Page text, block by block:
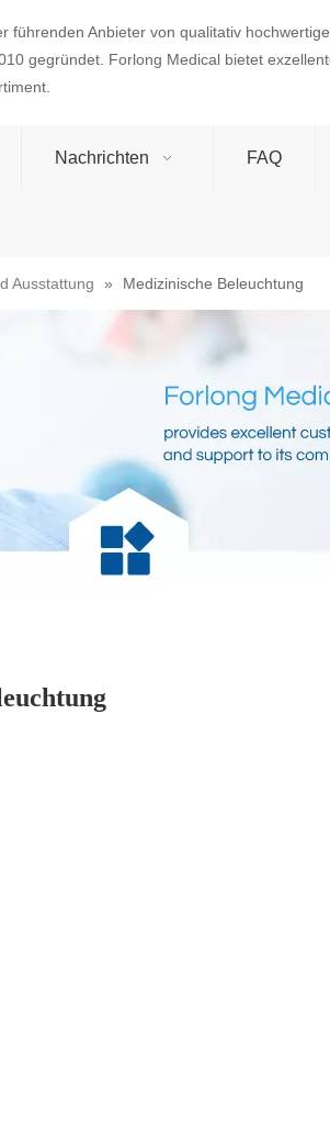
führenden Anbieter von qualitativ
gegründet. Forlong Medical bietet
Nachrichten FAQ
Ausstattung » Medizinische Beleuchtung